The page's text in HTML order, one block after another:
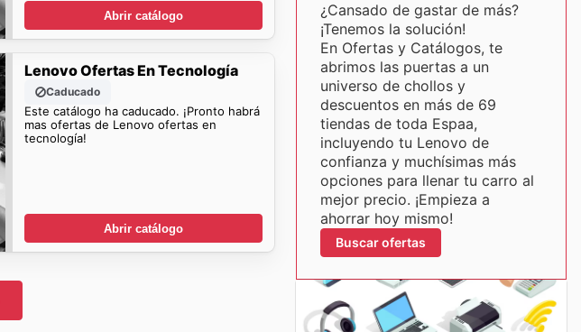
Abrir catálogo
Lenovo Ofertas En Tecnología
Caducado
Este catálogo ha caducado. ¡Pronto habrá
mas ofertas de Lenovo ofertas en
tecnología!
Abrir catálogo
¿Cansado de gastar de más?
¡Tenemos la solución!
En Ofertas y Catálogos, te
abrimos las puertas a un
universo de chollos y
descuentos en más de 69
tiendas de toda Espaa,
incluyendo tu Lenovo de
confianza y muchísimas más
opciones para llenar tu carro al
mejor precio. ¡Empieza a
ahorrar hoy mismo!
Buscar ofertas